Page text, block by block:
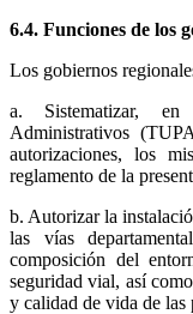
6.4. Funciones de los
Los gobiernos
a. Sistematizar,
Administrativos
autorizaciones, los
reglamento de la
b. Autorizar la
las vías
composición del
seguridad vial, así
y calidad de vida de las